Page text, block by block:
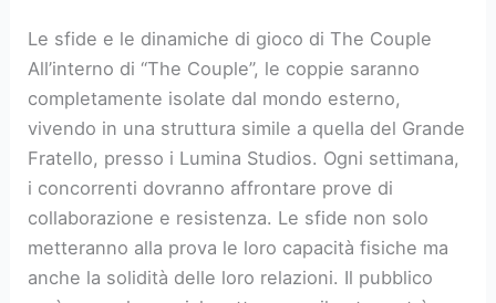
Le sfide e le dinamiche di gioco di The Couple
All’interno di “The Couple”, le coppie saranno
completamente isolate dal mondo esterno,
vivendo in una struttura simile a quella del Grande
Fratello, presso i Lumina Studios. Ogni settimana,
i concorrenti dovranno affrontare prove di
collaborazione e resistenza. Le sfide non solo
metteranno alla prova le loro capacità fisiche ma
anche la solidità delle loro relazioni. Il pubblico